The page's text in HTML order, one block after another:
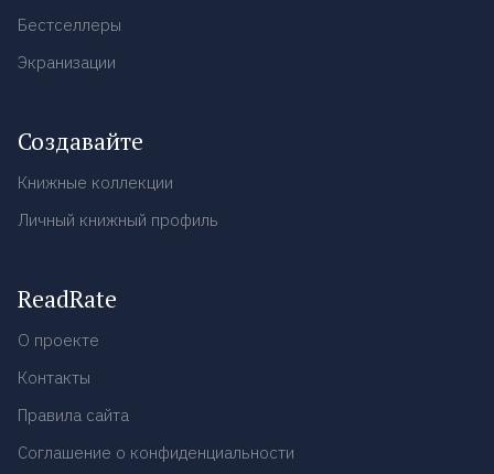
Бестселлеры
Экранизации
Создавайте
Книжные коллекции
Личный книжный профиль
ReadRate
О проекте
Контакты
Правила сайта
Соглашение о конфиденциальности